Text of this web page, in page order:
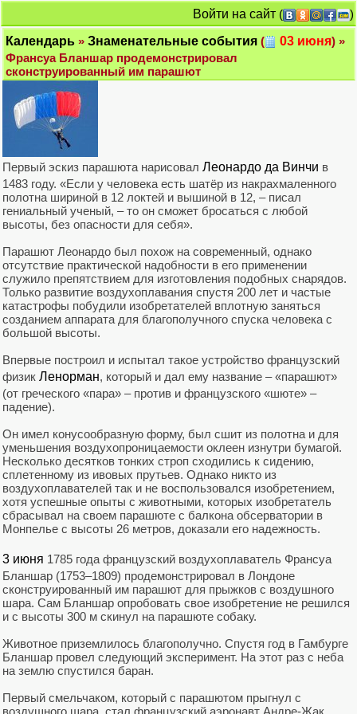
Войти на сайт (
)
Календарь » Знаменательные события ( 03 июня) »
Франсуа Бланшар продемонстрировал
сконструированный им парашют
Первый эскиз парашюта нарисовал Леонардо да Винчи в
1483 году. «Если у человека есть шатёр из накрахмаленного
полотна шириной в 12 локтей и вышиной в 12, – писал
гениальный ученый, – то он сможет бросаться с любой
высоты, без опасности для себя».
Парашют Леонардо был похож на современный, однако
отсутствие практической надобности в его применении
служило препятствием для изготовления подобных снарядов.
Только развитие воздухоплавания спустя 200 лет и частые
катастрофы побудили изобретателей вплотную заняться
созданием аппарата для благополучного спуска человека с
большой высоты.
Впервые построил и испытал такое устройство французский
физик Ленорман, который и дал ему название – «парашют»
(от греческого «пара» – против и французского «шюте» –
падение).
Он имел конусообразную форму, был сшит из полотна и для
уменьшения воздухопроницаемости оклеен изнутри бумагой.
Несколько десятков тонких строп сходились к сидению,
сплетенному из ивовых прутьев. Однако никто из
воздухоплавателей так и не воспользовался изобретением,
хотя успешные опыты с животными, которых изобретатель
сбрасывал на своем парашюте с балкона обсерватории в
Монпелье с высоты 26 метров, доказали его надежность.
3 июня 1785 года французский воздухоплаватель Франсуа
Бланшар (1753–1809) продемонстрировал в Лондоне
сконструированный им парашют для прыжков с воздушного
шара. Сам Бланшар опробовать свое изобретение не решился
и с высоты 300 м скинул на парашюте собаку.
Животное приземлилось благополучно. Спустя год в Гамбурге
Бланшар провел следующий эксперимент. На этот раз с неба
на землю спустился баран.
Первый смельчаком, который с парашютом прыгнул с
воздушного шара, стал французский аэронавт Андре-Жак